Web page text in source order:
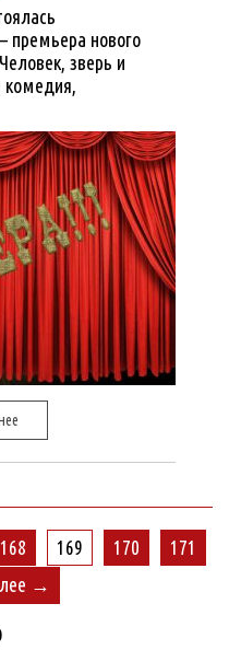
премьера нового
зверь и
комедия,
168 169 170
171
→